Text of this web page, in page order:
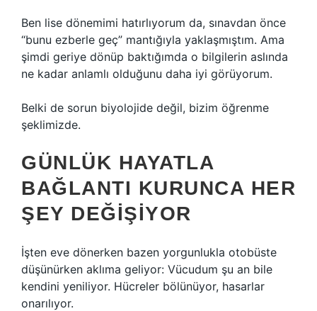
Ben lise dönemimi hatırlıyorum da, sınavdan önce
“bunu ezberle geç” mantığıyla yaklaşmıştım. Ama
şimdi geriye dönüp baktığımda o bilgilerin aslında
ne kadar anlamlı olduğunu daha iyi görüyorum.
Belki de sorun biyolojide değil, bizim öğrenme
şeklimizde.
GÜNLÜK HAYATLA
BAĞLANTI KURUNCA HER
ŞEY DEĞIŞIYOR
İşten eve dönerken bazen yorgunlukla otobüste
düşünürken aklıma geliyor: Vücudum şu an bile
kendini yeniliyor. Hücreler bölünüyor, hasarlar
onarılıyor.